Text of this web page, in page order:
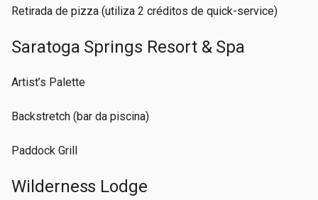
Retirada de pizza (utiliza 2 créditos de quick-service)
Saratoga Springs Resort & Spa
Artist’s Palette
Backstretch (bar da piscina)
Paddock Grill
Wilderness Lodge